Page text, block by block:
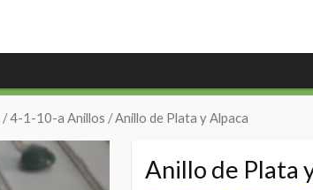
/4-1-10-a Anillos / Anillo de Plata y Alpaca
Anillo de Plata